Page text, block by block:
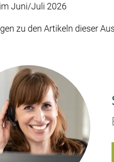
Juni/Juli 2026
zu den Artikeln dieser